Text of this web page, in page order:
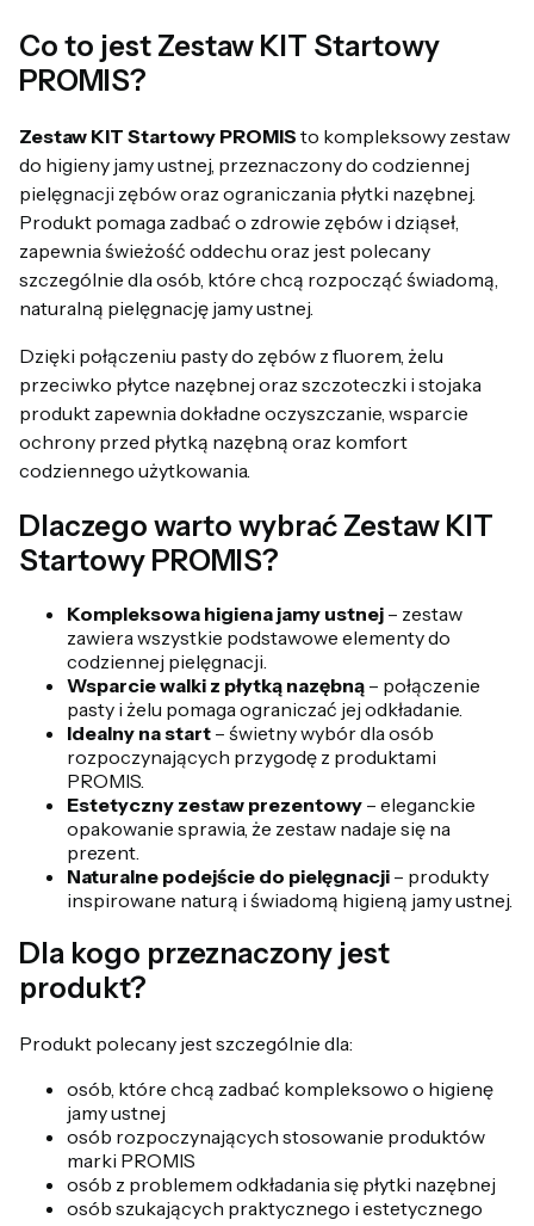
Co to jest Zestaw KIT Startowy
PROMIS?
Zestaw KIT Startowy PROMIS to kompleksowy zestaw
do higieny jamy ustnej, przeznaczony do codziennej
pielęgnacji zębów oraz ograniczania płytki nazębnej.
Produkt pomaga zadbać o zdrowie zębów i dziąseł,
zapewnia świeżość oddechu oraz jest polecany
szczególnie dla osób, które chcą rozpocząć świadomą,
naturalną pielęgnację jamy ustnej.
Dzięki połączeniu pasty do zębów z fluorem, żelu
przeciwko płytce nazębnej oraz szczoteczki i stojaka
produkt zapewnia dokładne oczyszczanie, wsparcie
ochrony przed płytką nazębną oraz komfort
codziennego użytkowania.
Dlaczego warto wybrać Zestaw KIT
Startowy PROMIS?
Kompleksowa higiena jamy ustnej – zestaw
zawiera wszystkie podstawowe elementy do
codziennej pielęgnacji.
Wsparcie walki z płytką nazębną – połączenie
pasty i żelu pomaga ograniczać jej odkładanie.
Idealny na start – świetny wybór dla osób
rozpoczynających przygodę z produktami
PROMIS.
Estetyczny zestaw prezentowy – eleganckie
opakowanie sprawia, że zestaw nadaje się na
prezent.
Naturalne podejście do pielęgnacji – produkty
inspirowane naturą i świadomą higieną jamy ustnej.
Dla kogo przeznaczony jest
produkt?
Produkt polecany jest szczególnie dla:
osób, które chcą zadbać kompleksowo o higienę
jamy ustnej
osób rozpoczynających stosowanie produktów
marki PROMIS
osób z problemem odkładania się płytki nazębnej
osób szukających praktycznego i estetycznego